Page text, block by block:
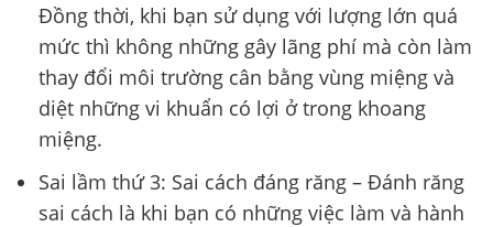
Đồng thời, khi bạn sử dụng với lượng lớn quá
mức thì không những gây lãng phí mà còn làm
thay đổi môi trường cân bằng vùng miệng và
diệt những vi khuẩn có lợi ở trong khoang
miệng.
Sai lầm thứ 3: Sai cách đáng răng – Đánh răng
sai cách là khi bạn có những việc làm và hành